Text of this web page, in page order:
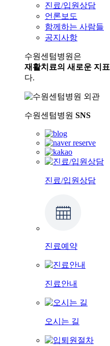
진료/입원상담
언론보도
함께하는 사람들
공지사항
수원센텀병원은
재활치료의 새로운 지표
다.
수원센텀병원 SNS
진료/입원상담
진료예약
진료안내
오시는 길